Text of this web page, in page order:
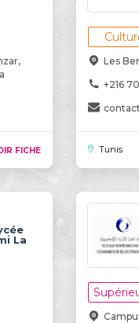
FICHE
Les
+216
Tunis
La